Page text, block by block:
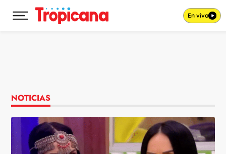
Desplegar menú principal En vivo
NOTICIAS